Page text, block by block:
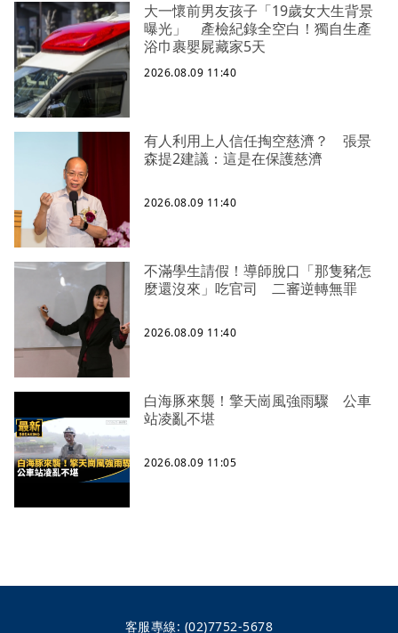
大一懷前男友孩子「19歲女大生背景
曝光」 產檢紀錄全空白！獨自生產
浴巾裹嬰屍藏家5天
2026.08.09 11:40
有人利用上人信任掏空慈濟？ 張景
森提2建議：這是在保護慈濟
2026.08.09 11:40
不滿學生請假！導師脫口「那隻豬怎
麼還沒來」吃官司 二審逆轉無罪
2026.08.09 11:40
白海豚來襲！擎天崗風強雨驟 公車
站凌亂不堪
2026.08.09 11:05
客服專線: (02)7752-5678